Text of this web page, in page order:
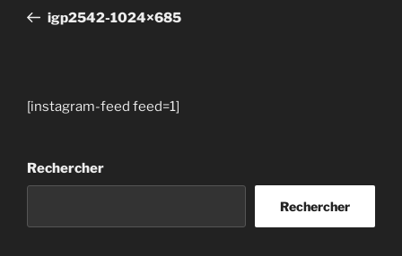
l’article
précédent
igp2542-1024×685
[instagram-feed feed=1]
Rechercher
Rechercher